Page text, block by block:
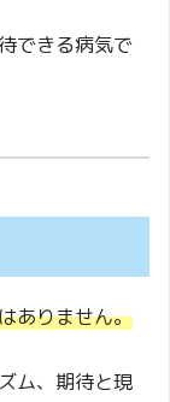
できる病気で
ありません。
ム、期待と現